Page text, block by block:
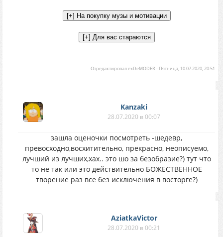
ОтредактировалexDeMODER - Пятница, 10.07.2020, 20:51
Kanzaki
28.07.2020 в 00:07
зашла оценочки посмотреть -шедевр,
превосходно,восхитительно, прекрасно, неописуемо,
лучший из лучших,хах.. это шо за безобразие?) тут что
то не так или это действительно БОЖЕСТВЕННОЕ
творение раз все без исключения в восторге?)
AziatkaVictor
28.07.2020 в 00:21